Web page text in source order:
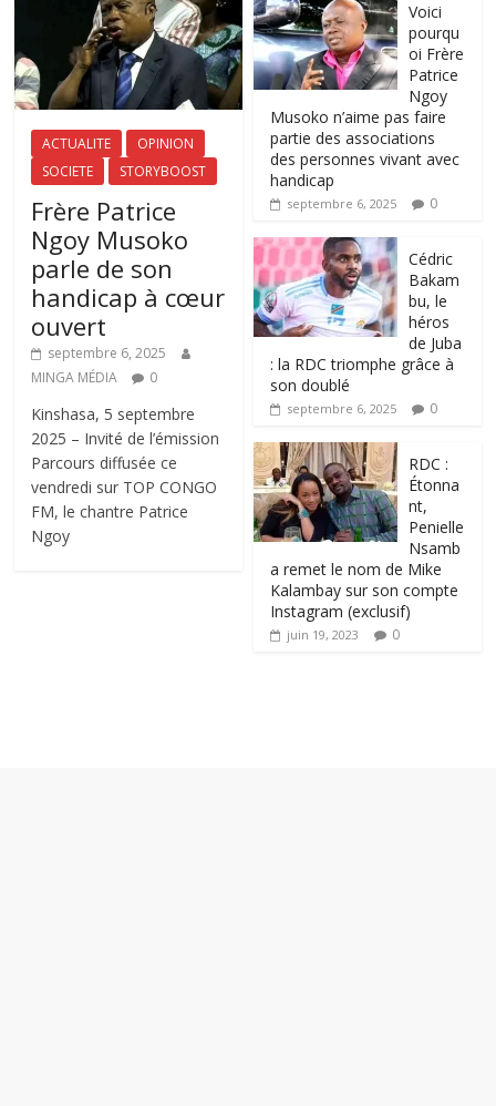
ACTUALITE
OPINION
SOCIETE
STORYBOOST
Frère Patrice
Ngoy Musoko
parle de son
handicap à cœur
ouvert
septembre 6, 2025
MINGA MÉDIA
0
Kinshasa, 5 septembre
2025 – Invité de l’émission
Parcours diffusée ce
vendredi sur TOP CONGO
FM, le chantre Patrice
Ngoy
Voici
pourqu
oi Frère
Patrice
Ngoy
Musoko n’aime pas faire
partie des associations
des personnes vivant avec
handicap
septembre 6, 2025 0
‎Cédric
Bakam
bu, le
héros
de Juba
: la RDC triomphe grâce à
son doublé
septembre 6, 2025 0
RDC :
Étonna
nt,
Penielle
Nsamb
a remet le nom de Mike
Kalambay sur son compte
Instagram (exclusif)
juin 19, 2023 0